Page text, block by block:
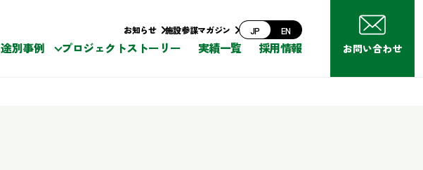
お問い合わせ
別事例 プロジェクトストーリー 実績一覧 採用情報
お知らせ 施設参謀マガジン JP EN